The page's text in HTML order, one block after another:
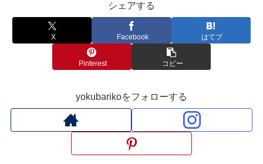
シェアする
X Facebook はてブ
Pinterest コピー
yokubarikoをフォローする